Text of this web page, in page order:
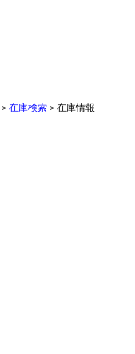
＞ 在庫検索 ＞在庫情報